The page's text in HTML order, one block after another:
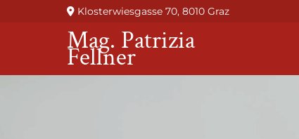
 Klosterwiesgasse 70, 8010 Graz
Mag. Patrizia
Fellner